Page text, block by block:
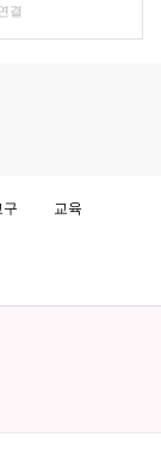
결
구 교육